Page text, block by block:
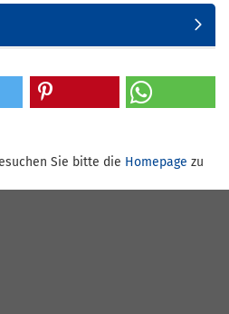
Sie bitte die Homepage zu